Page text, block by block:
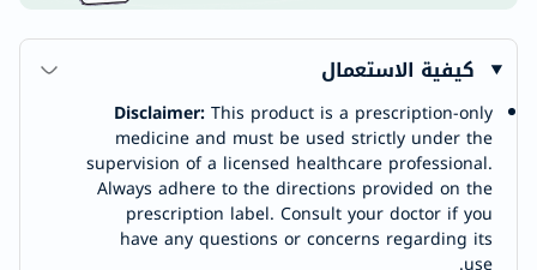
كيفية الاستعمال
Disclaimer:This product is a prescription-only
medicine and must be used strictly under the
supervision of a licensed healthcare professional.
Always adhere to the directions provided on the
prescription label. Consult your doctor if you
have any questions or concerns regarding its